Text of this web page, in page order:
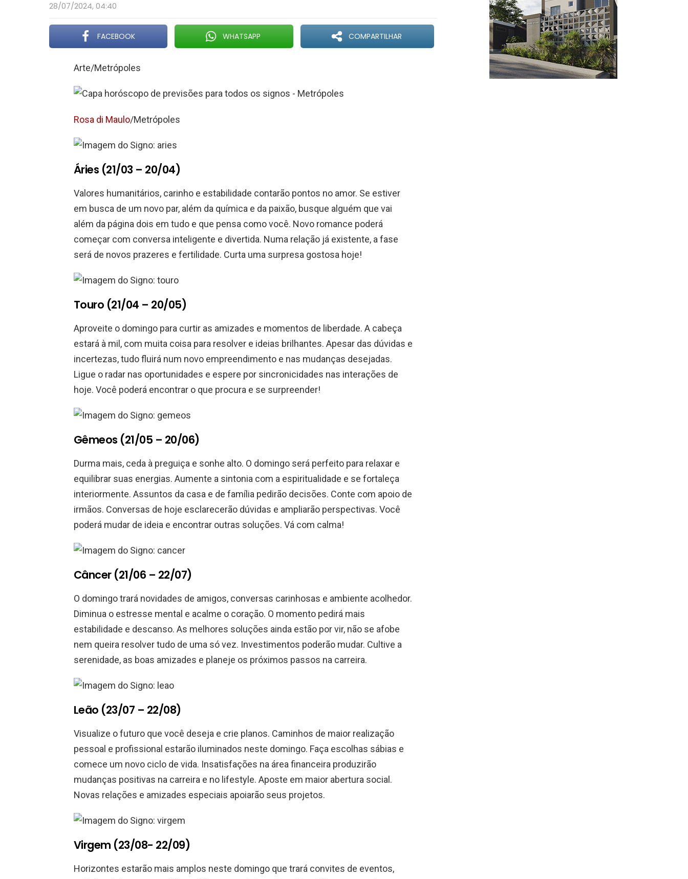
28/07/2024, 04:40
FACEBOOK WHATSAPP COMPARTILHAR
Arte/Metrópoles
Rosa di Maulo/Metrópoles
Áries (21/03 – 20/04)
Valores humanitários, carinho e estabilidade contarão pontos no amor. Se estiver
em busca de um novo par, além da química e da paixão, busque alguém que vai
além da página dois em tudo e que pensa como você. Novo romance poderá
começar com conversa inteligente e divertida. Numa relação já existente, a fase
será de novos prazeres e fertilidade. Curta uma surpresa gostosa hoje!
Touro (21/04 – 20/05)
Aproveite o domingo para curtir as amizades e momentos de liberdade. A cabeça
estará à mil, com muita coisa para resolver e ideias brilhantes. Apesar das dúvidas e
incertezas, tudo fluirá num novo empreendimento e nas mudanças desejadas.
Ligue o radar nas oportunidades e espere por sincronicidades nas interações de
hoje. Você poderá encontrar o que procura e se surpreender!
Gêmeos (21/05 – 20/06)
Durma mais, ceda à preguiça e sonhe alto. O domingo será perfeito para relaxar e
equilibrar suas energias. Aumente a sintonia com a espiritualidade e se fortaleça
interiormente. Assuntos da casa e de família pedirão decisões. Conte com apoio de
irmãos. Conversas de hoje esclarecerão dúvidas e ampliarão perspectivas. Você
poderá mudar de ideia e encontrar outras soluções. Vá com calma!
Câncer (21/06 – 22/07)
O domingo trará novidades de amigos, conversas carinhosas e ambiente acolhedor.
Diminua o estresse mental e acalme o coração. O momento pedirá mais
estabilidade e descanso. As melhores soluções ainda estão por vir, não se afobe
nem queira resolver tudo de uma só vez. Investimentos poderão mudar. Cultive a
serenidade, as boas amizades e planeje os próximos passos na carreira.
Leão (23/07 – 22/08)
Visualize o futuro que você deseja e crie planos. Caminhos de maior realização
pessoal e profissional estarão iluminados neste domingo. Faça escolhas sábias e
comece um novo ciclo de vida. Insatisfações na área financeira produzirão
mudanças positivas na carreira e no lifestyle. Aposte em maior abertura social.
Novas relações e amizades especiais apoiarão seus projetos.
Virgem (23/08- 22/09)
Horizontes estarão mais amplos neste domingo que trará convites de eventos,